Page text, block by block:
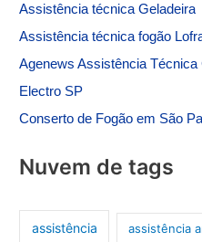
Assistência técnica Geladeira
Assistência técnica fogão
Agenews Assistência Técnica
Electro SP
Conserto de Fogão em São
Nuvem de tags
assistência assistência